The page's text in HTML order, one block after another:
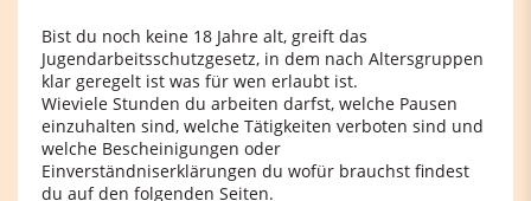
Bist du noch keine 18 Jahre alt, greift das
Jugendarbeitsschutzgesetz, in dem nach Altersgruppen
klar geregelt ist was für wen erlaubt ist.
Wieviele Stunden du arbeiten darfst, welche Pausen
einzuhalten sind, welche Tätigkeiten verboten sind und
welche Bescheinigungen oder
Einverständniserklärungen du wofür brauchst findest
du auf den folgenden Seiten.